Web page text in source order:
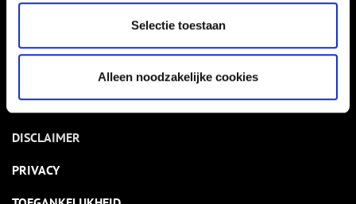
Selectie toestaan
Alleen noodzakelijke cookies
NIEUWSBRIEF
DISCLAIMER
PRIVACY